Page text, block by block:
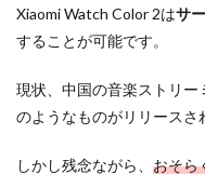
Xiaomi Watch Color 2はサ
することが可能です。
現状、中国の音楽ストリ
のようなものがリリースさ
しかし残念ながら、 おそら